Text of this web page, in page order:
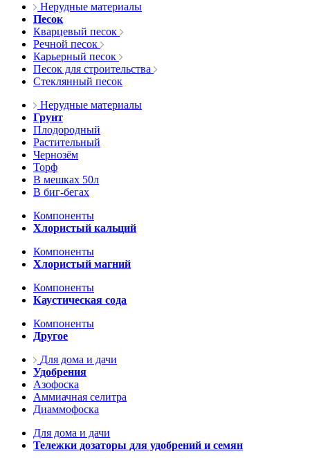
Нерудные материалы
Песок
Кварцевый песок
Речной песок
Карьерный песок
Песок для строительства
Стеклянный песок
Нерудные материалы
Грунт
Плодородный
Растительный
Чернозём
Торф
В мешках 50л
В биг-бегах
Компоненты
Хлористый кальций
Компоненты
Хлористый магний
Компоненты
Каустическая сода
Компоненты
Другое
Для дома и дачи
Удобрения
Азофоска
Аммиачная селитра
Диаммофоска
Для дома и дачи
Тележки дозаторы для удобрений и семян